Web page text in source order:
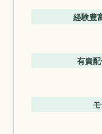
経験豊
有責